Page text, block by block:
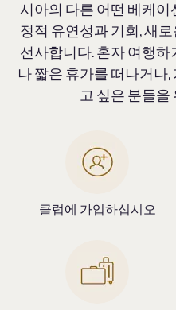
시아의 다른 어떤 베케이
정적 유연성과 기회, 새
선사합니다. 혼자 여행하
나 짧은 휴가를 떠나거나
고 싶은 분들을
클럽에 가입하십시오